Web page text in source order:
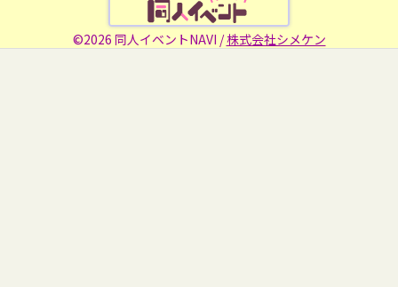
©2026 同人イベントNAVI /株式会社シメケン